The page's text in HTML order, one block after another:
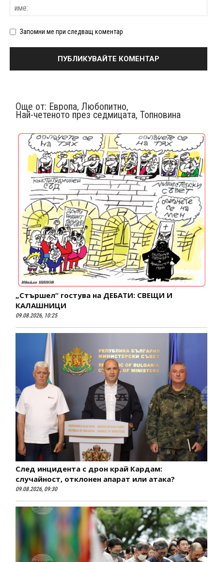
Запомни ме при следващ коментар
Още от: Европа, Любопитно,
Най-четеното през седмицата, Топновина
„Стършел“ гостува на ДЕБАТИ: СВЕЩИ И
КАЛАШНИЦИ
09.08.2026, 10:25
След инцидента с дрон край Кардам:
случайност, отклонен апарат или атака?
09.08.2026, 09:30